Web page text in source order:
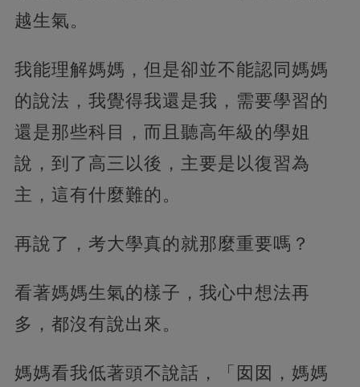
越生氣。
我能理解媽媽，但是卻並不能認同媽媽
的說法，我覺得我還是我，需要學習的
還是那些科目，而且聽高年級的學姐
說，到了高三以後，主要是以復習為
主，這有什麼難的。
再說了，考大學真的就那麼重要嗎？
看著媽媽生氣的樣子，我心中想法再
多，都沒有說出來。
媽媽看我低著頭不說話，「囡囡，媽媽